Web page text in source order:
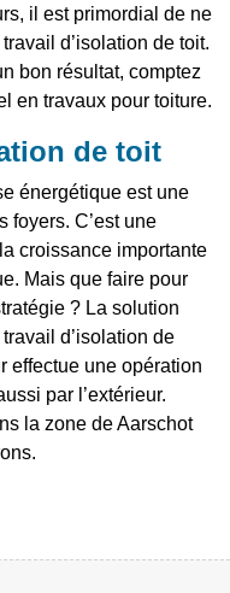
il est primordial de ne
d’isolation de toit.
bon résultat, comptez
en travaux pour toiture.
de toit
énergétique est une
foyers. C’est une
croissance importante
Mais que faire pour
? La solution
d’isolation de
effectue une opération
par l’extérieur.
la zone de Aarschot